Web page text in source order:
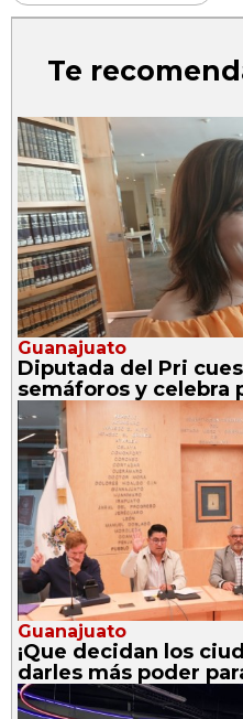
Te
Guanajuato
Diputada del Pri
semáforos y celebra
Guanajuato
¡Que decidan los
darles más poder